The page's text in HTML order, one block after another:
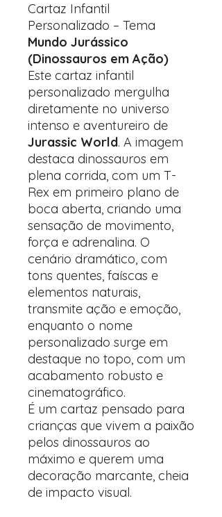
Cartaz Infantil
Personalizado – Tema
Mundo Jurássico
(Dinossauros em Ação)
Este cartaz infantil
personalizado mergulha
diretamente no universo
intenso e aventureiro de
Jurassic World. A imagem
destaca dinossauros em
plena corrida, com um T-
Rex em primeiro plano de
boca aberta, criando uma
sensação de movimento,
força e adrenalina. O
cenário dramático, com
tons quentes, faíscas e
elementos naturais,
transmite ação e emoção,
enquanto o nome
personalizado surge em
destaque no topo, com um
acabamento robusto e
cinematográfico.
É um cartaz pensado para
crianças que vivem a paixão
pelos dinossauros ao
máximo e querem uma
decoração marcante, cheia
de impacto visual.